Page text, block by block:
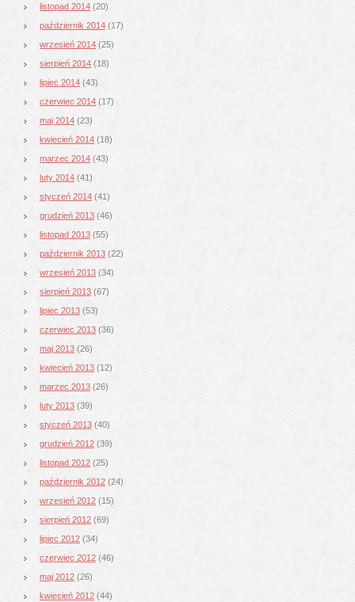
listopad 2014 (20)
październik 2014 (17)
wrzesień 2014 (25)
sierpień 2014 (18)
lipiec 2014 (43)
czerwiec 2014 (17)
maj 2014 (23)
kwiecień 2014 (18)
marzec 2014 (43)
luty 2014 (41)
styczeń 2014 (41)
grudzień 2013 (46)
listopad 2013 (55)
październik 2013 (22)
wrzesień 2013 (34)
sierpień 2013 (67)
lipiec 2013 (53)
czerwiec 2013 (36)
maj 2013 (26)
kwiecień 2013 (12)
marzec 2013 (26)
luty 2013 (39)
styczeń 2013 (40)
grudzień 2012 (39)
listopad 2012 (25)
październik 2012 (24)
wrzesień 2012 (15)
sierpień 2012 (69)
lipiec 2012 (34)
czerwiec 2012 (46)
maj 2012 (26)
kwiecień 2012 (44)